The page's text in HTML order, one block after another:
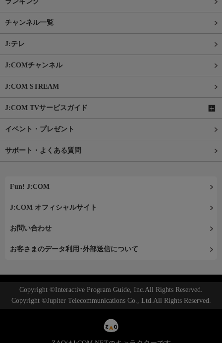
チャンネル一覧
J:テレ
J:COMチャンネル
J:COM STREAM
J:COM TVサービスガイド
イベント・プレゼント
サポート・よくある質問
Fun! J:COM
J:COM オフィシャルサイト
お問い合わせ
お客さまのデータ利用･外部送信について
Copyright ©Interactive Program Guide, Inc.All Rights Reserved.
Copyright ©Jupiter Telecommunications Co., Ltd.All Rights Reserved.